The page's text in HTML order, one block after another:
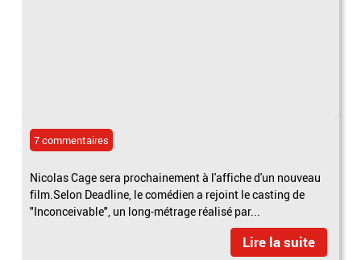
7 commentaires
Nicolas Cage sera prochainement à l'affiche d'un nouveau
film.Selon Deadline, le comédien a rejoint le casting de
"Inconceivable", un long-métrage réalisé par...
Lire la suite